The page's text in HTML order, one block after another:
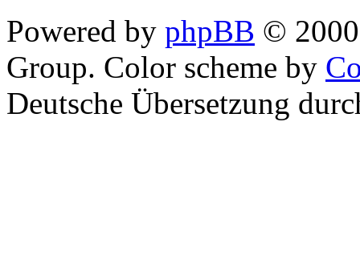
Powered by phpBB ©
Group. Color scheme by
Deutsche Übersetzung